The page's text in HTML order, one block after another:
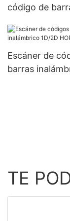
mm.
código de
Fabricante de
Escáner de
barras
TE